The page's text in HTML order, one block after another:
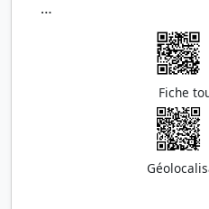
Découverte commentée
richesses de la ville
Fiche